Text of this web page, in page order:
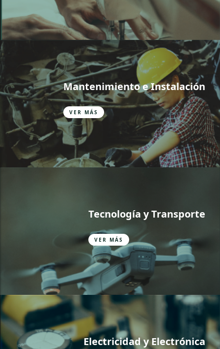
Mantenimiento e Instalación
VER MÁS
Tecnología y Transporte
VER MÁS
Electricidad y Electrónica